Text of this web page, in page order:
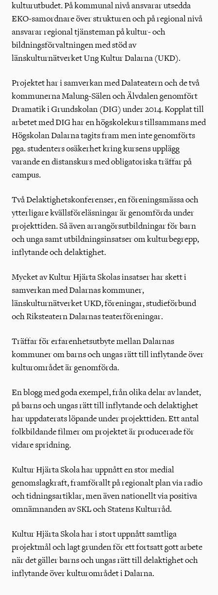
kulturutbudet. På kommunal nivå ansvarar utsedda
EKO-samordnare över strukturen och på regional nivå
ansvarar regional tjänsteman på kultur- och
bildningsförvaltningen med stöd av
länskulturnätverket Ung Kultur Dalarna (UKD).
Projektet har i samverkan med Dalateatern och de två
kommunerna Malung-Sälen och Älvdalen genomfört
Dramatik i Grundskolan (DIG) under 2014. Kopplat till
arbetet med DIG har en högskolekurs tillsammans med
Högskolan Dalarna tagits fram men inte genomförts
pga. studenters osäkerhet kring kursens upplägg
varande en distanskurs med obligatoriska träffar på
campus.
Två Delaktighetskonferenser, en föreningsmässa och
ytterligare kvällsföreläsningar är genomförda under
projekttiden. Så även arrangörsutbildningar för barn
och unga samt utbildningsinsatser om kulturbegrepp,
inflytande och delaktighet.
Mycket av Kultur Hjärta Skolas insatser har skett i
samverkan med Dalarnas kommuner,
länskulturnätverket UKD, föreningar, studieförbund
och Riksteatern Dalarnas teaterföreningar.
Träffar för erfarenhetsutbyte mellan Dalarnas
kommuner om barns och ungas rätt till inflytande över
kulturområdet är genomförda.
En blogg med goda exempel, från olika delar av landet,
på barns och ungas rätt till inflytande och delaktighet
har uppdaterats löpande under projekttiden. Ett antal
folkbildande filmer om projektet är producerade för
vidare spridning.
Kultur Hjärta Skola har uppnått en stor medial
genomslagkraft, framförallt på regionalt plan via radio
och tidningsartiklar, men även nationellt via positiva
omnämnanden av SKL och Statens Kulturråd.
Kultur Hjärta Skola har i stort uppnått samtliga
projektmål och lagt grunden för ett fortsatt gott arbete
när det gäller barns och ungas rätt till delaktighet och
inflytande över kulturområdet i Dalarna.